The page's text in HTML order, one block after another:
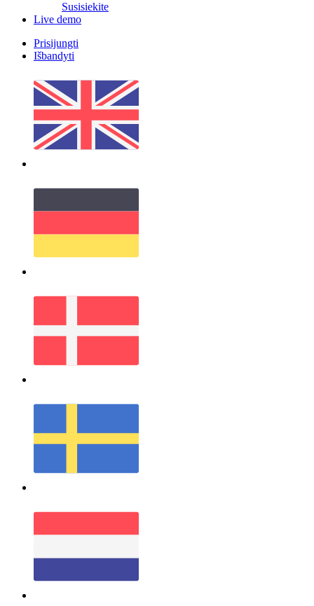
Susisiekite
Live demo
Prisijungti
Išbandyti